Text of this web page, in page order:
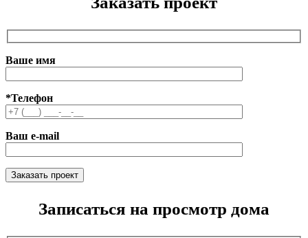
Ваше имя
*Телефон
Ваш e-mail
Записаться на просмотр дома